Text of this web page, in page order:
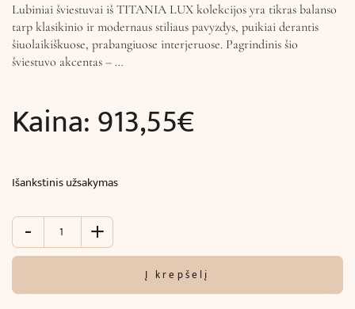
Lubiniai šviestuvai iš TITANIA LUX kolekcijos yra tikras balanso
tarp klasikinio ir modernaus stiliaus pavyzdys, puikiai derantis
šiuolaikiškuose, prabangiuose interjeruose. Pagrindinis šio
šviestuvo akcentas – …
Kaina:913,55€
Išankstinis užsakymas
-
Lubinis
TITANIA
+
Į krepšelį